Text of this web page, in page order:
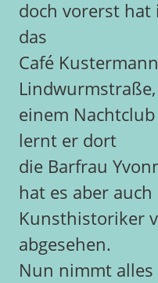
doch vorerst hat
das
Café
einem
lernt er dort
die Barfrau
hat es aber
Kunsthistoriker
abgesehen.
Nun nimmt alles